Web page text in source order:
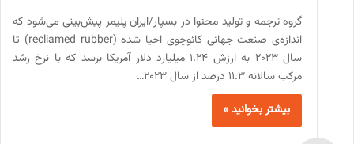
گروه ترجمه و تولید محتوا در بسپار/ایران پلیمر پیش‌بینی می‌شود که
اندازه‌ی صنعت جهانی کائوچوی احیا شده (recliamed rubber) تا
سال 2023 به ارزش 1.24 میلیارد دلار آمریکا برسد که با نرخ رشد
مرکب سالانه 11.3 درصد از سال 2023…
بیشتر بخوانید »